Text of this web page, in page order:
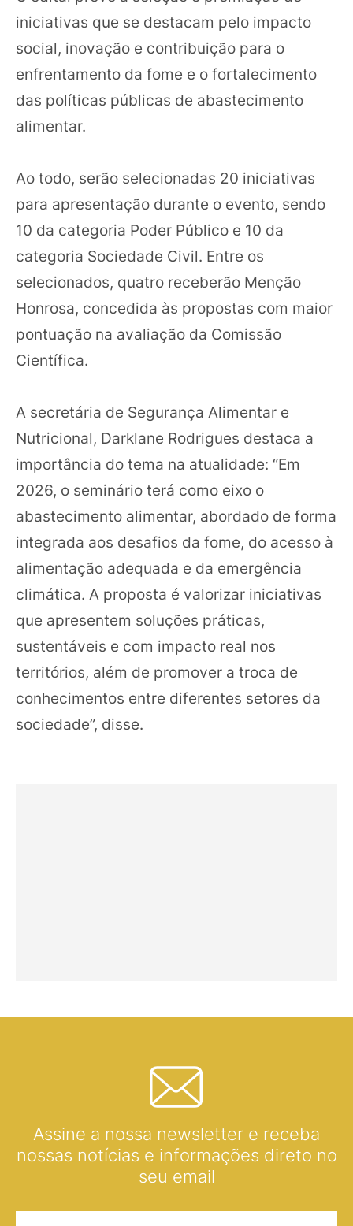
iniciativas que se destacam pelo impacto
social, inovação e contribuição para o
enfrentamento da fome e o fortalecimento
das políticas públicas de abastecimento
alimentar.
Ao todo, serão selecionadas 20 iniciativas
para apresentação durante o evento, sendo
10 da categoria Poder Público e 10 da
categoria Sociedade Civil. Entre os
selecionados, quatro receberão Menção
Honrosa, concedida às propostas com maior
pontuação na avaliação da Comissão
Científica.
A secretária de Segurança Alimentar e
Nutricional, Darklane Rodrigues destaca a
importância do tema na atualidade: “Em
2026, o seminário terá como eixo o
abastecimento alimentar, abordado de forma
integrada aos desafios da fome, do acesso à
alimentação adequada e da emergência
climática. A proposta é valorizar iniciativas
que apresentem soluções práticas,
sustentáveis e com impacto real nos
territórios, além de promover a troca de
conhecimentos entre diferentes setores da
sociedade”, disse.
Assine a nossa newsletter e receba
nossas notícias e informações direto no
seu email